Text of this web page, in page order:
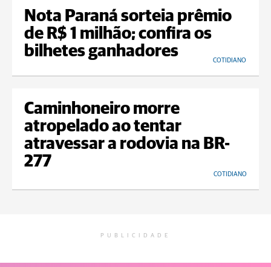
Nota Paraná sorteia prêmio
de R$ 1 milhão; confira os
bilhetes ganhadores
COTIDIANO
Caminhoneiro morre
atropelado ao tentar
atravessar a rodovia na BR-
277
COTIDIANO
PUBLICIDADE